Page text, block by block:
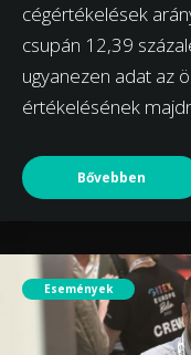
cégértékelések
csupán 12,39
ugyanezen adat az
értékelésének
Bővebben
Események